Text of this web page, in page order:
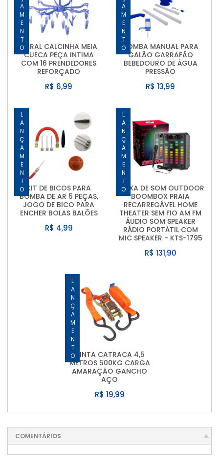
VARAL CALCINHA MEIA
CUECA PEÇA INTIMA
COM 16 PRENDEDORES
REFORÇADO
R$ 6,99
BOMBA MANUAL PARA
GALÃO GARRAFÃO
BEBEDOURO DE ÁGUA
PRESSÃO
R$ 13,99
LANÇAMENTO KIT DE BICOS PARA
BOMBA DE AR 5 PEÇAS,
JOGO DE BICO PARA
ENCHER BOLAS BALÕES
R$ 4,99
LANÇAMENTO
CAIXA DE SOM OUTDOOR
BOOMBOX PRAIA
RECARREGÁVEL HOME
THEATER SEM FIO AM FM
ÁUDIO SOM SPEAKER
RÁDIO PORTÁTIL COM
MIC SPEAKER - KTS-1795
R$ 131,90
LANÇAMENTOCINTA CATRACA 4,5
METROS 500KG CARGA
AMARAÇÃO GANCHO
AÇO
R$ 19,99
COMENTÁRIOS